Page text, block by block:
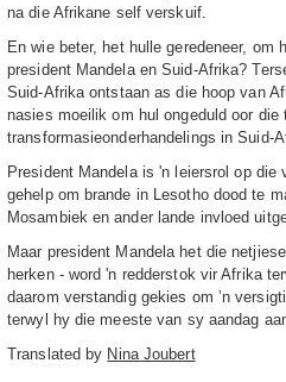
na die Afrikane self verskuif.
En wie beter, het hulle geredeneer, om
president Mandela en Suid-Afrika?
Suid-Afrika ontstaan ​​as die hoop van
nasies moeilik om hul ongeduld oor die
transformasieonderhandelings in Suid-
President Mandela is 'n leiersrol op
gehelp om brande in Lesotho dood te
Mosambiek en ander lande invloed
Maar president Mandela het die
herken - word 'n redderstok vir Afrika
daarom verstandig gekies om ’n
terwyl hy die meeste van sy aandag
Translated by Nina Joubert